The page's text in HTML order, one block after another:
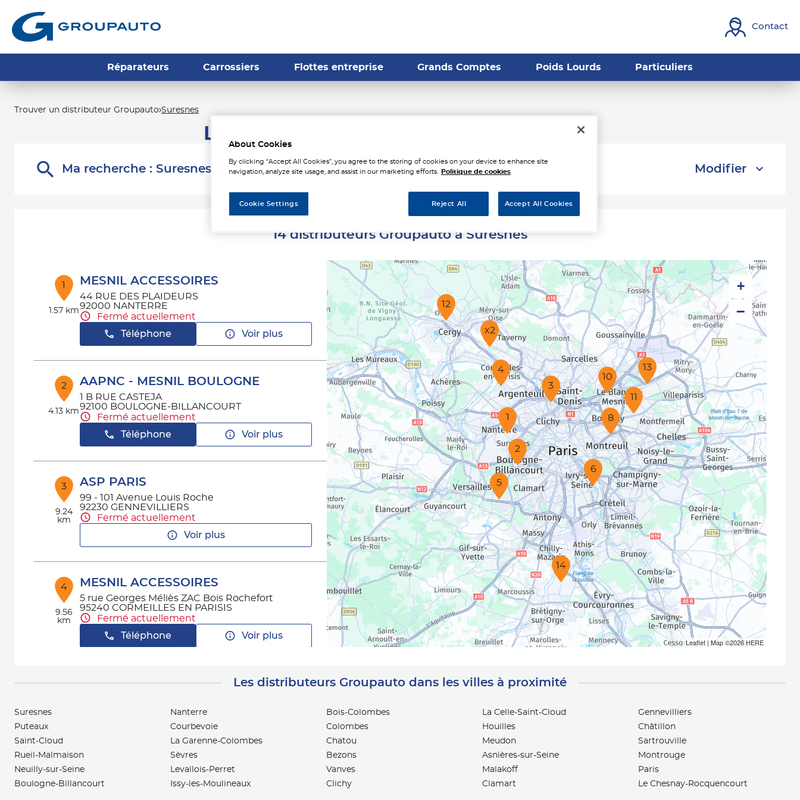
Contact
Réparateurs Carrossiers Flottes entreprise Grands Comptes Poids Lourds Particuliers
Trouver un distributeur Groupauto Suresnes
Les distributeurs Groupauto à Suresnes
Ma recherche : Suresnes Modifier
14 distributeurs Groupauto à Suresnes
1
1.57 km
MESNIL ACCESSOIRES
44 RUE DES PLAIDEURS
92000 NANTERRE
Fermé actuellement
Téléphone
Voir plus
2
4.13 km
AAPNC - MESNIL BOULOGNE
1 B RUE CASTEJA
92100 BOULOGNE-BILLANCOURT
Fermé actuellement
Téléphone
Voir plus
3
9.24
km
ASP PARIS
99 - 101 Avenue Louis Roche
92230 GENNEVILLIERS
Fermé actuellement
Voir plus
4
9.56
km
MESNIL ACCESSOIRES
5 rue Georges Méliès ZAC Bois Rochefort
95240 CORMEILLES EN PARISIS
Fermé actuellement
Téléphone
Voir plus
AAPNC - DECLOUX
78140 VELIZY-VILLACOUBLAY
Téléphone
Voir plus
6
AAPNC - MESNIL VITRY (HOMACO
14
13
12
6
11
10
8
5
3
4
x2
2
1
+
−
Leaflet| Map ©2026HERE
Les distributeurs Groupauto dans les villes à proximité
Suresnes
Puteaux
Saint-Cloud
Rueil-Malmaison
Neuilly-sur-Seine
Boulogne-Billancourt
Nanterre
Courbevoie
La Garenne-Colombes
Sèvres
Levallois-Perret
Issy-les-Moulineaux
Bois-Colombes
Colombes
Chatou
Bezons
Vanves
Clichy
La Celle-Saint-Cloud
Houilles
Meudon
Asnières-sur-Seine
Malakoff
Clamart
Gennevilliers
Châtillon
Sartrouville
Montrouge
Paris
Le Chesnay-Rocquencourt
About Cookies
By clicking “Accept All Cookies”, you agree to the storing of cookies on your device to enhance site
navigation, analyze site usage, and assist in our marketing efforts.
Politique de cookies
Reject All Accept All Cookies
Cookie Settings